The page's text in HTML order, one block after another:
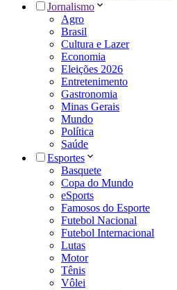
Jornalismo
Agro
Brasil
Cultura e Lazer
Economia
Eleições 2026
Entretenimento
Gastronomia
Minas Gerais
Mundo
Política
Saúde
Esportes
Basquete
Copa do Mundo
eSports
Famosos do Esporte
Futebol Nacional
Futebol Internacional
Lutas
Motor
Tênis
Vôlei